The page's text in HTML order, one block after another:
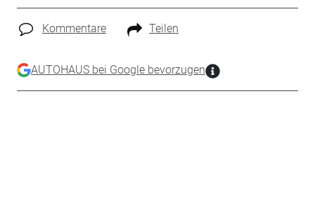
Kommentare Teilen
AUTOHAUS bei Google bevorzugen